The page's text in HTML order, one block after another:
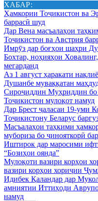
ХАБАР:
Ҳамкории Тоҷикистон ва
баррасӣ шуд
Дар Вена масъалаҳои
Тоҷикистон ва Австрия
Имрӯз дар боғҳои шаҳри
Бохтар, ноҳияҳои
мегарданд
Аз 1 август ҳаракати
Душанбе муваққатан
Сироҷиддин Муҳриддин
Тоҷикистон мулоқот намуд
Дар Брест ҷаласаи 19-уми
Тоҷикистону Беларус
Масъалаҳои таҳкими
мубориза бо ҷинояткорӣ
Иштирок дар маросими
“Бозиҳои оянда”
Мулоқоти вазири корҳои
вазири корҳои хориҷии
Идибек Қаландар дар
амниятии Иттиҳоди
намуд